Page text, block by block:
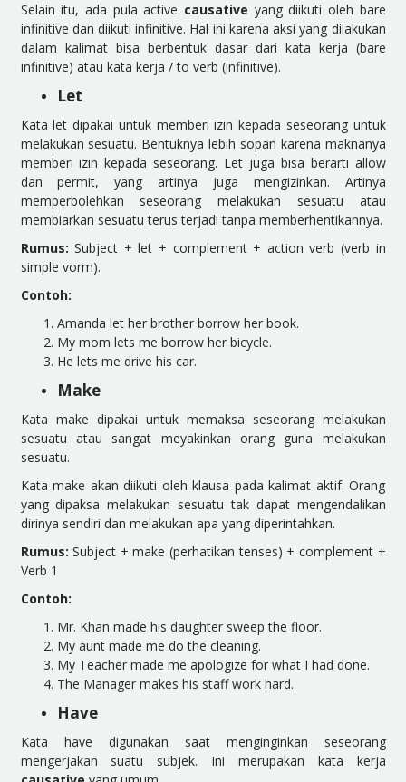
Selain itu, ada pula active causative yang diikuti oleh bare
infinitive dan diikuti infinitive. Hal ini karena aksi yang dilakukan
dalam kalimat bisa berbentuk dasar dari kata kerja (bare
infinitive) atau kata kerja / to verb (infinitive).
Let
Kata let dipakai untuk memberi izin kepada seseorang untuk
melakukan sesuatu. Bentuknya lebih sopan karena maknanya
memberi izin kepada seseorang. Let juga bisa berarti allow
dan permit, yang artinya juga mengizinkan. Artinya
memperbolehkan seseorang melakukan sesuatu atau
membiarkan sesuatu terus terjadi tanpa memberhentikannya.
Rumus: Subject + let + complement + action verb (verb in
simple vorm).
Contoh:
Amanda let her brother borrow her book.
My mom lets me borrow her bicycle.
He lets me drive his car.
Make
Kata make dipakai untuk memaksa seseorang melakukan
sesuatu atau sangat meyakinkan orang guna melakukan
sesuatu.
Kata make akan diikuti oleh klausa pada kalimat aktif. Orang
yang dipaksa melakukan sesuatu tak dapat mengendalikan
dirinya sendiri dan melakukan apa yang diperintahkan.
Rumus: Subject + make (perhatikan tenses) + complement +
Verb 1
Contoh:
Mr. Khan made his daughter sweep the floor.
My aunt made me do the cleaning.
My Teacher made me apologize for what I had done.
The Manager makes his staff work hard.
Have
Kata have digunakan saat menginginkan seseorang
mengerjakan suatu subjek. Ini merupakan kata kerja